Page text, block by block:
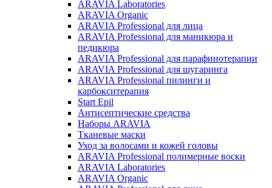
ARAVIA Laboratories
ARAVIA Organic
ARAVIA Professional для лица
ARAVIA Professional для маникюра и
педикюра
ARAVIA Professional для парафинотерапии
ARAVIA Professional для шугаринга
ARAVIA Professional пилинги и
карбокситерапия
Start Epil
Антисептические средства
Наборы ARAVIA
Тканевые маски
Уход за волосами и кожей головы
ARAVIA Professional полимерные воски
ARAVIA Laboratories
ARAVIA Organic